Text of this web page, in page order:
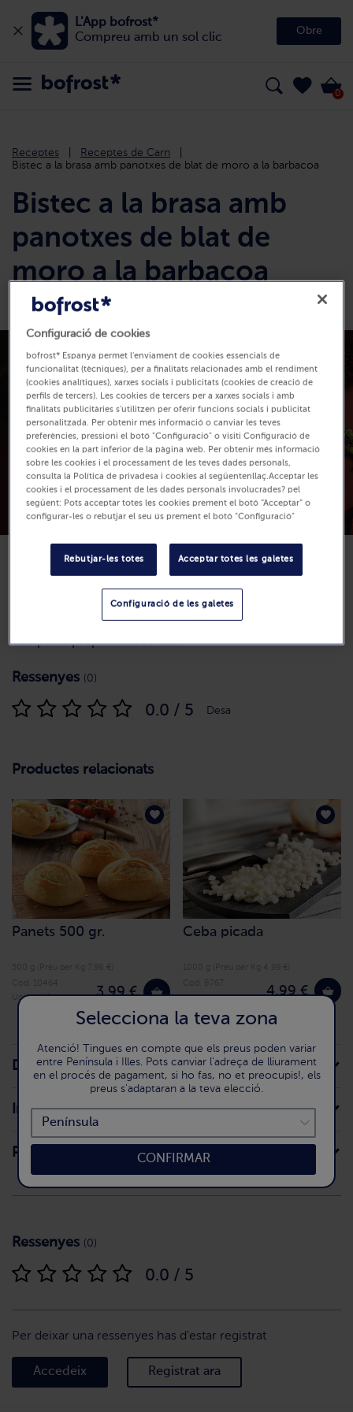
L'App bofrost*
Compreu amb un sol clic
Obre
0
Receptes
Receptes de Carn
Bistec a la brasa amb panotxes de blat de moro a la barbacoa
Bistec a la brasa amb
panotxes de blat de
moro a la barbacoa
Descripció de la recepta
Temps de preparació: 30 min
Ressenyes (0)
0.0 / 5 Desa
Productes relacionats
Panets 500 gr.
500 g (Preu per Kg 7.98 €)
3,99 €
Cod. 10464
Unitats: 8
Ceba picada
1000 g (Preu per Kg 4.99 €)
4,99 €
Cod. 8767
Descripció de la recepta
Ingredients
Preparació
Ressenyes (0)
0.0 / 5
Per deixar una ressenyes has d'estar registrat
Accedeix Registrat ara
Selecciona la teva zona
Atenció! Tingues en compte que els preus poden variar
entre Península i Illes. Pots canviar l'adreça de lliurament
en el procés de pagament, si ho fas, no et preocupis!, els
preus s'adaptaran a la teva elecció.
CONFIRMAR
Configuració de cookies
bofrost* Espanya permet l'enviament de cookies essencials de
funcionalitat (tècniques), per a finalitats relacionades amb el rendiment
(cookies analítiques), xarxes socials i publicitats (cookies de creació de
perfils de tercers). Les cookies de tercers per a xarxes socials i amb
finalitats publicitàries s'utilitzen per oferir funcions socials i publicitat
personalitzada. Per obtenir més informació o canviar les teves
preferències, pressioni el botó "Configuració" o visiti Configuració de
cookies en la part inferior de la pàgina web. Per obtenir més informació
sobre les cookies i el processament de les teves dades personals,
consulta la Política de privadesa i cookies al següentenllaç.Acceptar les
cookies i el processament de les dades personals involucrades? pel
següent: Pots acceptar totes les cookies prement el botó “Acceptar” o
configurar-les o rebutjar el seu ús prement el botó "Configuració"
Rebutjar-les totes Acceptar totes les galetes
Configuració de les galetes